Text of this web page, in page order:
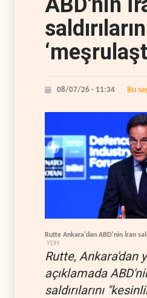
08/07/26 - 11:34 Bu
Rutte Ankara'dan ABD'nin İran
YDH
Rutte, Ankara'dan
açıklamada
saldırılarını